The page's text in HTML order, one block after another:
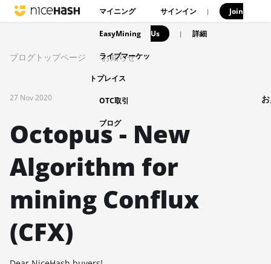
マイニング
EasyMining
ライブマーケッ
トプレイス
OTC取引
ブログ
サインイン | Join
Us | 詳細
ブログトップページ お知らせ
27 Nov 2020
Octopus - New
Algorithm for
mining Conflux
(CFX)